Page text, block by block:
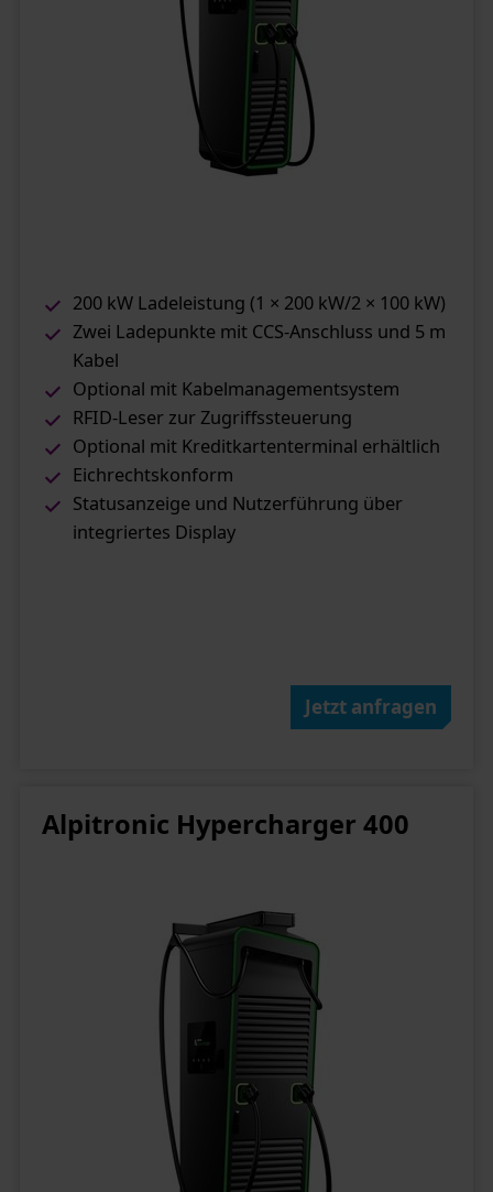
200 kW Ladeleistung (1 × 200 kW/2 × 100 kW)
Zwei Ladepunkte mit CCS-Anschluss und 5 m
Kabel
Optional mit Kabelmanagementsystem
RFID-Leser zur Zugriffssteuerung
Optional mit Kreditkartenterminal erhältlich
Eichrechtskonform
Statusanzeige und Nutzerführung über
integriertes Display
Jetzt anfragen
Alpitronic Hypercharger 400